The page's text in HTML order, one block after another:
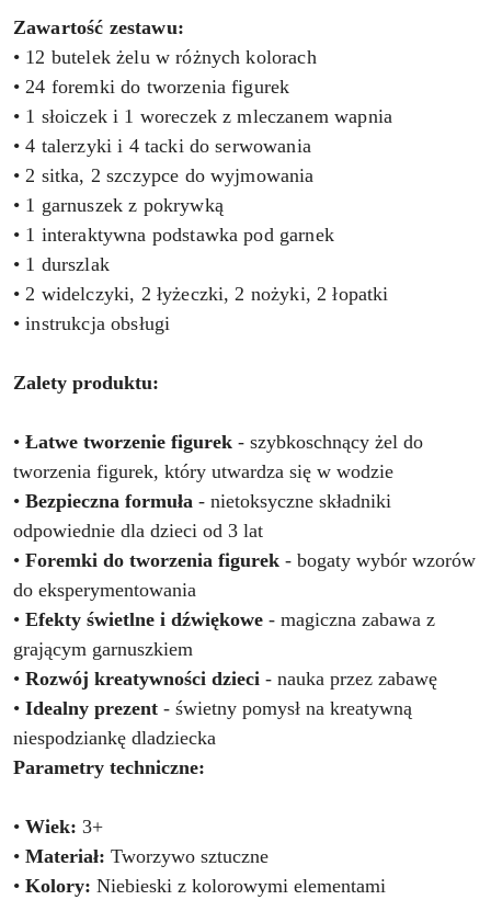
Zawartość zestawu:
• 12 butelek żelu w różnych kolorach
• 24 foremki do tworzenia figurek
• 1 słoiczek i 1 woreczek z mleczanem wapnia
• 4 talerzyki i 4 tacki do serwowania
• 2 sitka, 2 szczypce do wyjmowania
• 1 garnuszek z pokrywką
• 1 interaktywna podstawka pod garnek
• 1 durszlak
• 2 widelczyki, 2 łyżeczki, 2 nożyki, 2 łopatki
• instrukcja obsługi
Zalety produktu:
• Łatwe tworzenie figurek - szybkoschnący żel do
tworzenia figurek, który utwardza się w wodzie
• Bezpieczna formuła - nietoksyczne składniki
odpowiednie dla dzieci od 3 lat
• Foremki do tworzenia figurek - bogaty wybór wzorów
do eksperymentowania
• Efekty świetlne i dźwiękowe - magiczna zabawa z
grającym garnuszkiem
• Rozwój kreatywności dzieci - nauka przez zabawę
• Idealny prezent - świetny pomysł na kreatywną
niespodziankę dladziecka
Parametry techniczne:
• Wiek: 3+
• Materiał: Tworzywo sztuczne
• Kolory: Niebieski z kolorowymi elementami